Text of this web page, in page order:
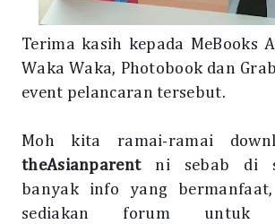
Terima kasih kepada MeBooks
Waka Waka, Photobook dan
event pelancaran tersebut.
Moh kita ramai-ramai
theAsianparentni sebab di
banyak info yang
sediakan forum untuk